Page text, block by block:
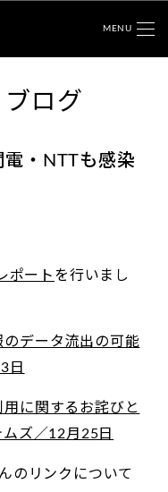
MENU
ログ
電・NTTも感染
ポート を行いまし
データ流出の可能
日
に関するお詫びと
ズ／12月25日
のリンクについて